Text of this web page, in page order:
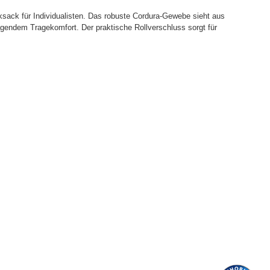
für Individualisten. Das robuste Cordura-Gewebe sieht aus
Tragekomfort. Der praktische Rollverschluss sorgt für